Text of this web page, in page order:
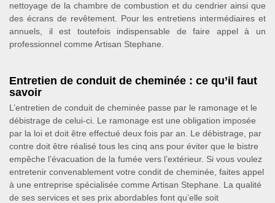
nettoyage de la chambre de combustion et du cendrier ainsi que
des écrans de revêtement. Pour les entretiens intermédiaires et
annuels, il est toutefois indispensable de faire appel à un
professionnel comme Artisan Stephane.
Entretien de conduit de cheminée : ce qu’il faut
savoir
L’entretien de conduit de cheminée passe par le ramonage et le
débistrage de celui-ci. Le ramonage est une obligation imposée
par la loi et doit être effectué deux fois par an. Le débistrage, par
contre doit être réalisé tous les cinq ans pour éviter que le bistre
empêche l’évacuation de la fumée vers l’extérieur. Si vous voulez
entretenir convenablement votre condit de cheminée, faites appel
à une entreprise spécialisée comme Artisan Stephane. La qualité
de ses services et ses prix abordables font qu’elle soit